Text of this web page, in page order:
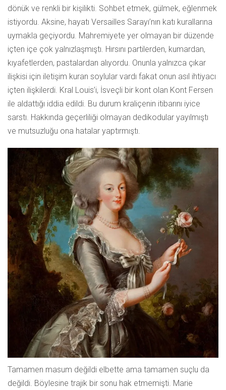
dönük ve renkli bir kişilikti. Sohbet etmek, gülmek, eğlenmek
istiyordu. Aksine, hayatı Versailles Sarayı’nın katı kurallarına
uymakla geçiyordu. Mahremiyete yer olmayan bir düzende
içten içe çok yalnızlaşmıştı. Hırsını partilerden, kumardan,
kıyafetlerden, pastalardan alıyordu. Onunla yalnızca çıkar
ilişkisi için iletişim kuran soylular vardı fakat onun asıl ihtiyacı
içten ilişkilerdi. Kral Louis’i, İsveçli bir kont olan Kont Fersen
ile aldattığı iddia edildi. Bu durum kraliçenin itibarını iyice
sarstı. Hakkında geçerliliği olmayan dedikodular yayılmıştı
ve mutsuzluğu ona hatalar yaptırmıştı.
Tamamen masum değildi elbette ama tamamen suçlu da
değildi. Böylesine trajik bir sonu hak etmemişti. Marie